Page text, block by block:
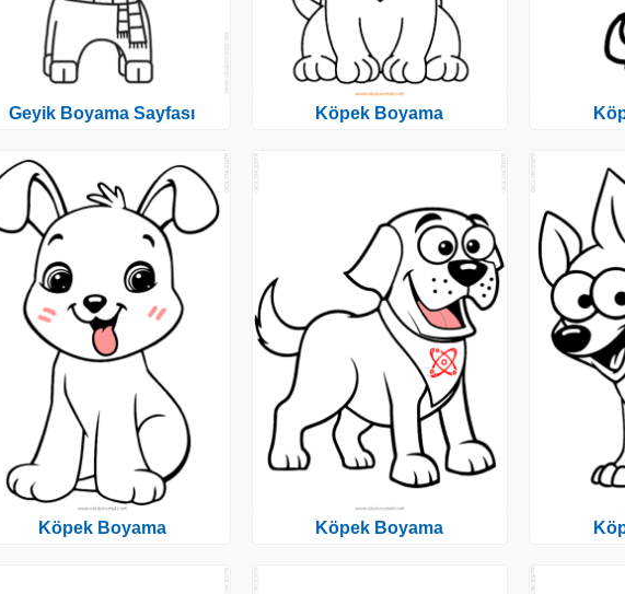
Geyik Boyama Sayfası
Köpek Boyama
Köpek Boyama
Köpek Boyama